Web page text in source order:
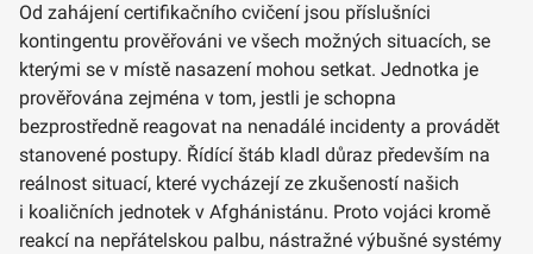
Od zahájení certifikačního cvičení jsou příslušníci
kontingentu prověřováni ve všech možných situacích, se
kterými se v místě nasazení mohou setkat. Jednotka je
prověřována zejména v tom, jestli je schopna
bezprostředně reagovat na nenadálé incidenty a provádět
stanovené postupy. Řídící štáb kladl důraz především na
reálnost situací, které vycházejí ze zkušeností našich
i koaličních jednotek v Afghánistánu. Proto vojáci kromě
reakcí na nepřátelskou palbu, nástražné výbušné systémy